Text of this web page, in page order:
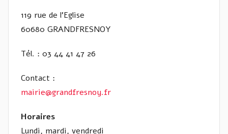
119 rue de l’Eglise
60680 GRANDFRESNOY
Tél. : 03 44 41 47 26
Contact :
mairie@grandfresnoy.fr
Horaires
Lundi, mardi, vendredi